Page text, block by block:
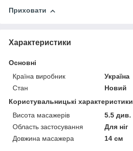
Приховати
Характеристики
Основні
Країна виробник
Україна
Стан
Новий
Користувальницькі характеристики
Висота масажерів
5.5 див.
Область застосування
Для ніг
Довжина масажера
14 см